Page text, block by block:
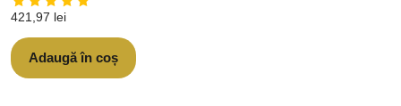
421,97 lei
Adaugă în coș